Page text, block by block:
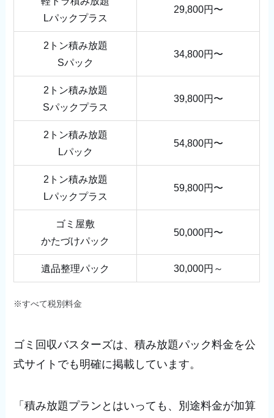
Lパックプラス
29,800円〜
2トン積み放題
Sパック
34,800円〜
2トン積み放題
Sパックプラス
39,800円〜
2トン積み放題
Lパック
54,800円〜
2トン積み放題
Lパックプラス
59,800円〜
ゴミ屋敷
かたづけパック
50,000円〜
遺品整理パック 30,000円～
※すべて税別料金
ゴミ回収バスターズは、積み放題パック料金を公
式サイトでも明確に掲載しています。
「積み放題プランとはいっても、別途料金が加算